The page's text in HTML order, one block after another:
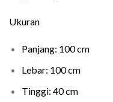
Ukuran
Panjang: 100 cm
Lebar: 100 cm
Tinggi: 40 cm